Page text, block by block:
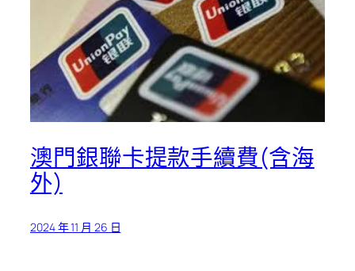
澳門銀聯卡提款手續費(含海
外)
2024 年 11 月 26 日